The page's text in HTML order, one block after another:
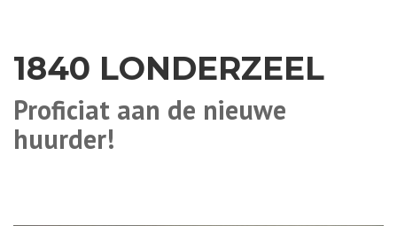
1840 LONDERZEEL
Proficiat aan de nieuwe
huurder!